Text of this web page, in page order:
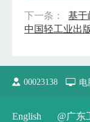
下一条：
基于
中国轻工业出
00023138 电
English @广东